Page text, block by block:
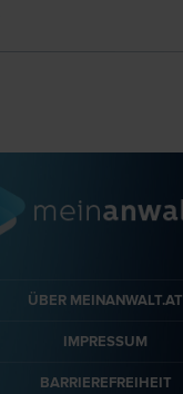
ÜBER MEINANWALT.AT
IMPRESSUM
BARRIEREFREIHEIT